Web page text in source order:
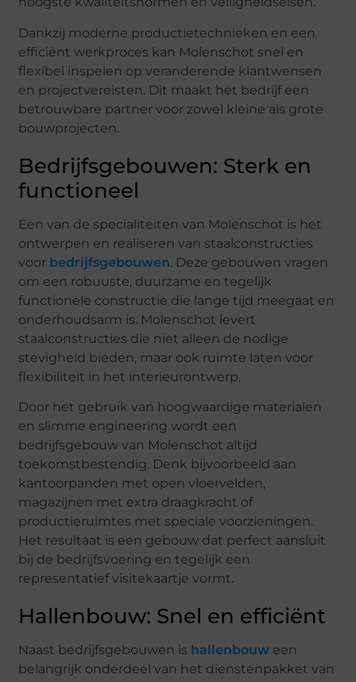
Dankzij moderne productietechnieken en een
efficiënt werkproces kan Molenschot snel en
flexibel inspelen op veranderende klantwensen
en projectvereisten. Dit maakt het bedrijf een
betrouwbare partner voor zowel kleine als grote
bouwprojecten.
Bedrijfsgebouwen: Sterk en
functioneel
Een van de specialiteiten van Molenschot is het
ontwerpen en realiseren van staalconstructies
voor bedrijfsgebouwen. Deze gebouwen vragen
om een robuuste, duurzame en tegelijk
functionele constructie die lange tijd meegaat en
onderhoudsarm is. Molenschot levert
staalconstructies die niet alleen de nodige
stevigheid bieden, maar ook ruimte laten voor
flexibiliteit in het interieurontwerp.
Door het gebruik van hoogwaardige materialen
en slimme engineering wordt een
bedrijfsgebouw van Molenschot altijd
toekomstbestendig. Denk bijvoorbeeld aan
kantoorpanden met open vloervelden,
magazijnen met extra draagkracht of
productieruimtes met speciale voorzieningen.
Het resultaat is een gebouw dat perfect aansluit
bij de bedrijfsvoering en tegelijk een
representatief visitekaartje vormt.
Hallenbouw: Snel en efficiënt
Naast bedrijfsgebouwen is hallenbouw een
belangrijk onderdeel van het dienstenpakket van